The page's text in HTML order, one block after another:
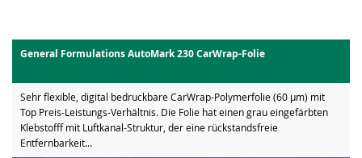
General Formulations AutoMark 230 CarWrap-Folie
Sehr flexible, digital bedruckbare CarWrap-Polymerfolie (60 µm) mit
Top Preis-Leistungs-Verhältnis. Die Folie hat einen grau eingefärbten
Klebstofff mit Luftkanal-Struktur, der eine rückstandsfreie
Entfernbarkeit...